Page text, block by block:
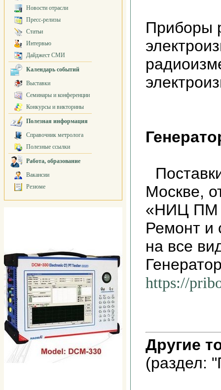
Новости отрасли
Пресс-релизы
Статьи
Интервью
Дайджест СМИ
Календарь событий
Выставки
Семинары и конференции
Конкурсы и викторины
Полезная информация
Справочник метролога
Полезные ссылки
Работа, образование
Вакансии
Резюме
Приборы
Москве,
«НИЦ ПМ
Ремонт и
на все
https://
Другие
(раздел: